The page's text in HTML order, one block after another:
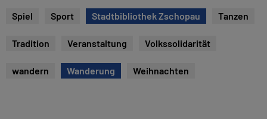
Spiel Sport Stadtbibliothek Zschopau Tanzen
Tradition Veranstaltung Volkssolidarität
wandern Wanderung Weihnachten